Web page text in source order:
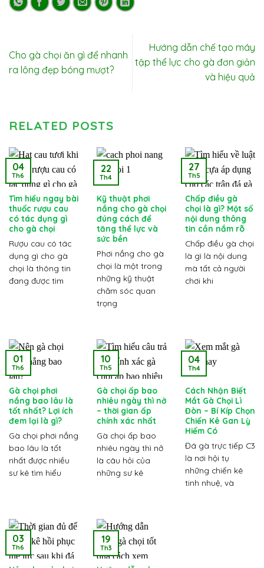
Cho gà chọi ăn gì để nhanh
ra lông đẹp bóng mượt?
Hướng dẫn chế tạo máy
tập thể lực cho gà đơn giản
và hiệu quả
RELATED POSTS
Tìm hiểu ngay bài
thuốc rượu cau
có tác dụng gì
cho gà chọi
Rượu cau có tác
dụng gì cho gà
chọi là thông tin
đang được tìm
04
Th6
Kỹ thuật phơi
nắng cho gà chọi
đúng cách để
tăng thể lực và
sức bền
Phơi nắng cho gà
chọi là một trong
những kỹ thuật
chăm sóc quan
trọng
22
Th4
Chấp điều gà
chọi là gì? Một số
nội dung thông
tin cần nắm rõ
Chấp điều gà chọi
là gì là nội dung
mà tất cả người
chơi khi
27
Th5
Gà chọi phơi
nắng bao lâu là
tốt nhất? Lợi ích
đem lại là gì?
Gà chọi phơi nắng
bao lâu là tốt
nhất được nhiều
sư kê tìm hiểu
01
Th6
Gà chọi ấp bao
nhiêu ngày thì nở
– thời gian ấp
chính xác nhất
Gà chọi ấp bao
nhiêu ngày thì nở
là câu hỏi của
những sư kê
10
Th5
Cách Nhận Biết
Mắt Gà Chọi Lì
Đòn – Bí Kíp Chọn
Chiến Kê Gan Lỳ
Hiếm Có
Đá gà trực tiếp C3
là nơi hội tụ
những chiến kê
tinh nhuệ, và
04
Th4
03
Th6
19
Th3